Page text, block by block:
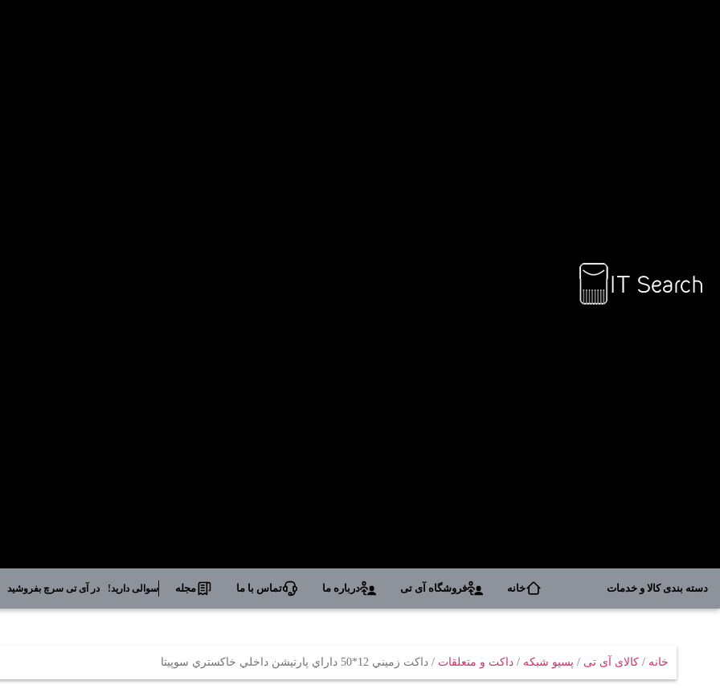
دسته بندی کالا و خدمات خانه فروشگاه آی تی درباره ما تماس با ما مجله سوالی دارید! در آی تی سرچ بفروشید
خانه / کالای آی تی / پسیو شبکه / داکت و متعلقات / داکت زميني 12*50 داراي پارتيشن داخلي خاکستري سوپيتا